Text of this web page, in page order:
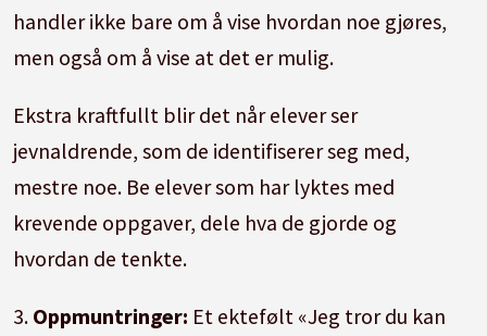
handler ikke bare om å vise hvordan noe gjøres,
men også om å vise at det er mulig.
Ekstra kraftfullt blir det når elever ser
jevnaldrende, som de identifiserer seg med,
mestre noe. Be elever som har lyktes med
krevende oppgaver, dele hva de gjorde og
hvordan de tenkte.
3. Oppmuntringer: Et ektefølt «Jeg tror du kan